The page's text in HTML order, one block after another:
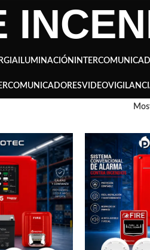
ILUMINACIÓN